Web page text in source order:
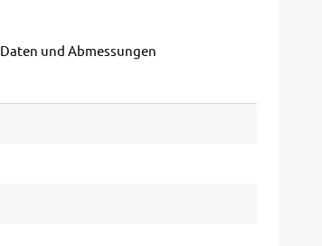
Daten und Abmessungen